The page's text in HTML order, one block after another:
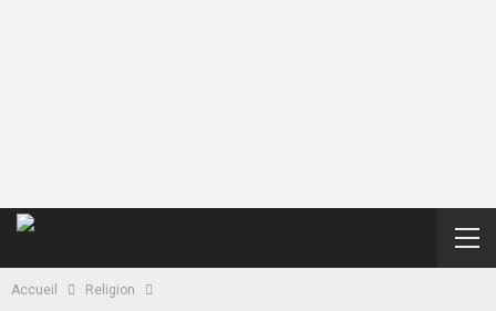
Accueil Religion